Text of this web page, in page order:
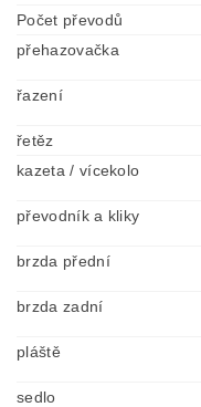
Počet převodů
přehazovačka
řazení
řetěz
kazeta / vícekolo
převodník a kliky
brzda přední
brzda zadní
pláště
sedlo